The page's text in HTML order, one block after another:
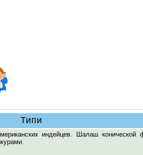
Типи
индейцев. Шалаш конической